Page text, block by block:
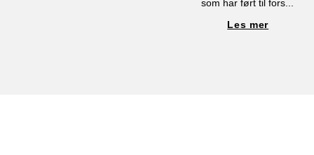
som har ført til fors...
Les mer